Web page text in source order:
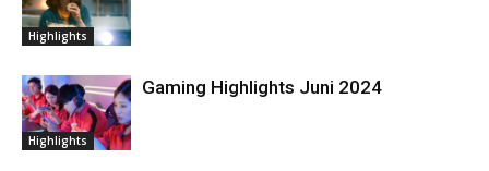
Highlights
Highlights
Gaming Highlights Juni 2024